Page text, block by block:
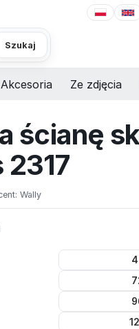
Szukaj
Akcesoria Ze zdjęcia
ścianę
Wally